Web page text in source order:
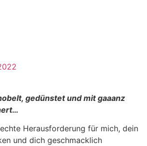
gedünstet und mit gaaanz
Herausforderung für mich, dein
und dich geschmacklich